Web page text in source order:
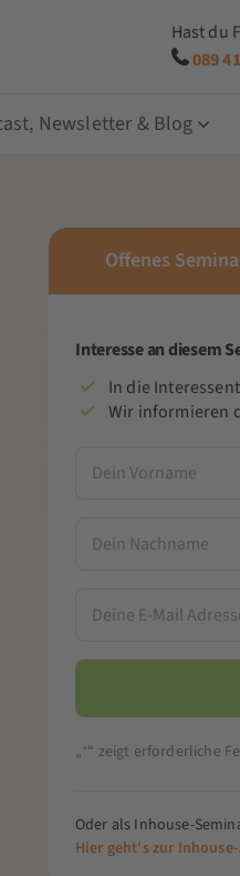
Hast du
089
Newsletter & Blog
Offenes
Interesse an diesem
In die
Wir informieren
„*“ zeigt erforderliche
Oder als Inhouse-
Hier geht's zur